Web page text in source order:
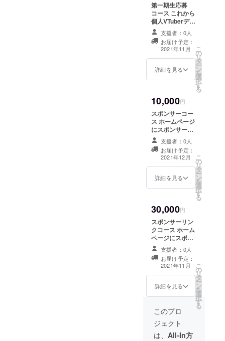
第一期生応募
コース これから
個人VTuberデ
ビューしたいと
言う方はこちら
から。 デビュー
の為の指導とコ
ミュニティ利用
権3か月分がセッ
YOUTUBEチャ
ンネルをお持ち
の方は応募出来
ません。
支援者：0人
お届け予定：
2021年11月
詳細を見る
こ
の
リ
タ
ー
ン
を
選
択
す
る
10,000円
スポンサーコー
ス ホームページ
にスポンサーと
して名前を掲載
させて頂きま
す。 個人名・ペ
ンネーム・企業
名・屋号等が使
用できます。 ※
ください。 掲載
期間は3か月間に
なります。
支援者：0人
お届け予定：
2021年12月
詳細を見る
こ
の
リ
タ
ー
ン
を
選
択
す
る
30,000円
スポンサーリン
クコース ホーム
ページにスポン
サーバナーとリ
ンクを貼らさせ
て頂きます。 バ
ナーの大きさは
常識の範囲でお
願いします。 ※
お名前をご記入
ください。 掲載
期間は3か月間に
なります。
支援者：0人
お届け予定：
2021年11月
詳細を見る
こ
の
リ
タ
ー
ン
を
選
択
す
る
このプロ
ジェクト
は、 All-In方